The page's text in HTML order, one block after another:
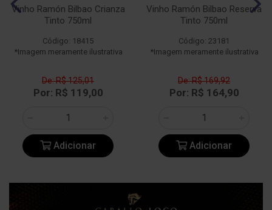
Vinho Ramón Bilbao Crianza
Tinto 750ml
Código: 18415
*Imagem meramente ilustrativa
De: R$ 125,01
Por: R$ 119,00
Adicionar
Vinho Ramón Bilbao Reserva
Tinto 750ml
Código: 23181
*Imagem meramente ilustrativa
De: R$ 169,92
Por: R$ 164,90
Adicionar